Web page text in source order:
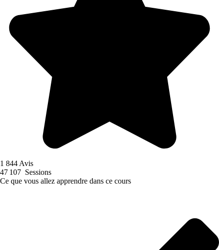
1 844 Avis
47 107 Sessions
Ce que vous allez apprendre dans ce cours